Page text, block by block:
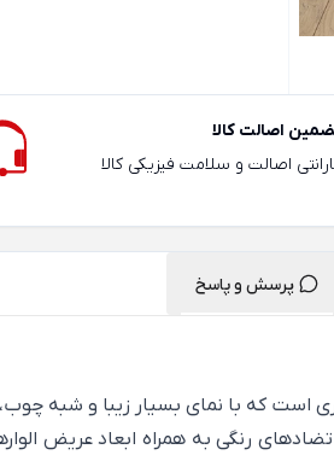
اصالت کالا
اصالت و سلامت فیزیکی کالا
پرسش و پاسخ
مجموعه ای نفیس از لمینت های 8 میلی متری است که